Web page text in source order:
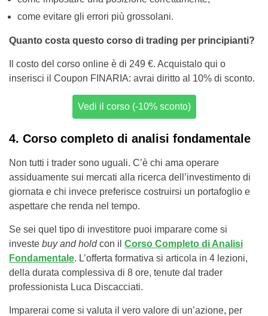
come evitare gli errori più grossolani.
Quanto costa questo corso di trading per principianti?
Il costo del corso online è di 249 €. Acquistalo qui o
inserisci il Coupon FINARIA: avrai diritto al 10% di sconto.
Vedi il corso (-10% sconto)
4. Corso completo di analisi fondamentale
Non tutti i trader sono uguali. C’è chi ama operare
assiduamente sui mercati alla ricerca dell’investimento di
giornata e chi invece preferisce costruirsi un portafoglio e
aspettare che renda nel tempo.
Se sei quel tipo di investitore puoi imparare come si
investe buy and holdcon il Corso Completo di Analisi
Fondamentale. L’offerta formativa si articola in 4 lezioni,
della durata complessiva di 8 ore, tenute dal trader
professionista Luca Discacciati.
Imparerai come si valuta il vero valore di un’azione, per